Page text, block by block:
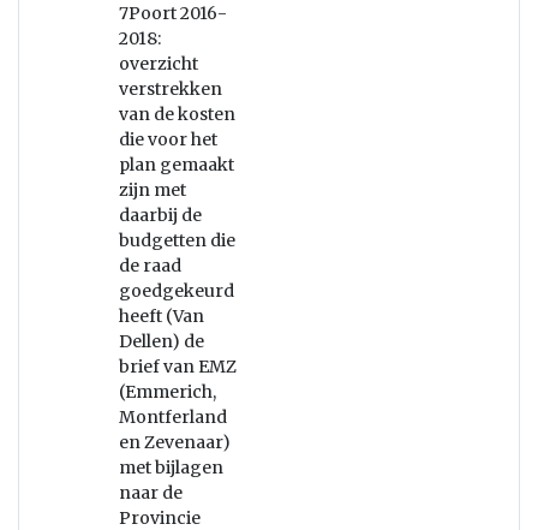
7Poort 2016-
2018:
overzicht
verstrekken
van de kosten
die voor het
plan gemaakt
zijn met
daarbij de
budgetten die
de raad
goedgekeurd
heeft (Van
Dellen) de
brief van EMZ
(Emmerich,
Montferland
en Zevenaar)
met bijlagen
naar de
Provincie